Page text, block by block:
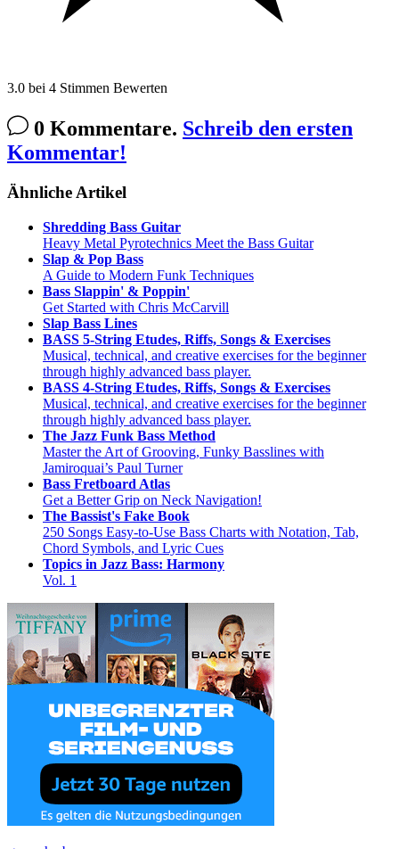
3.0 bei 4 Stimmen Bewerten
0 Kommentare. Schreib den ersten
Kommentar!
Ähnliche Artikel
Shredding Bass Guitar
Heavy Metal Pyrotechnics Meet the Bass Guitar
Slap & Pop Bass
A Guide to Modern Funk Techniques
Bass Slappin' & Poppin'
Get Started with Chris McCarvill
Slap Bass Lines
BASS 5-String Etudes, Riffs, Songs & Exercises
Musical, technical, and creative exercises for the beginner
through highly advanced bass player.
BASS 4-String Etudes, Riffs, Songs & Exercises
Musical, technical, and creative exercises for the beginner
through highly advanced bass player.
The Jazz Funk Bass Method
Master the Art of Grooving, Funky Basslines with
Jamiroquai’s Paul Turner
Bass Fretboard Atlas
Get a Better Grip on Neck Navigation!
The Bassist's Fake Book
250 Songs Easy-to-Use Bass Charts with Notation, Tab,
Chord Symbols, and Lyric Cues
Topics in Jazz Bass: Harmony
Vol. 1